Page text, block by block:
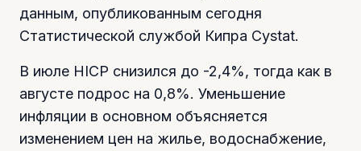
данным, опубликованным сегодня
Статистической службой Кипра Cystat.
В июле HICP снизился до -2,4%, тогда как в
августе подрос на 0,8%. Уменьшение
инфляции в основном объясняется
изменением цен на жилье, водоснабжение,